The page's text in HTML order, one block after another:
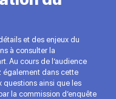
et des enjeux du
à consulter la
Au cours de l’audience
également dans cette
questions ainsi que les
la commission d’enquête